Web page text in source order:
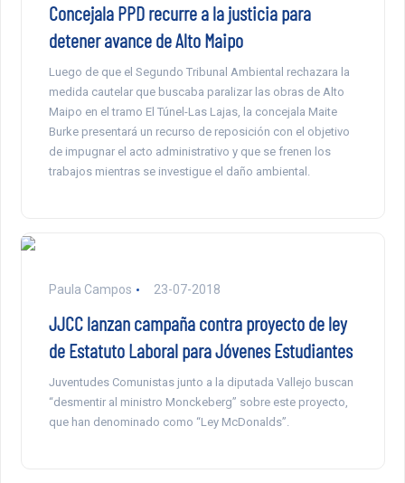
Concejala PPD recurre a la justicia para
detener avance de Alto Maipo
Luego de que el Segundo Tribunal Ambiental rechazara la
medida cautelar que buscaba paralizar las obras de Alto
Maipo en el tramo El Túnel-Las Lajas, la concejala Maite
Burke presentará un recurso de reposición con el objetivo
de impugnar el acto administrativo y que se frenen los
trabajos mientras se investigue el daño ambiental.
Paula Campos 23-07-2018
JJCC lanzan campaña contra proyecto de ley
de Estatuto Laboral para Jóvenes Estudiantes
Juventudes Comunistas junto a la diputada Vallejo buscan
“desmentir al ministro Monckeberg” sobre este proyecto,
que han denominado como “Ley McDonalds”.